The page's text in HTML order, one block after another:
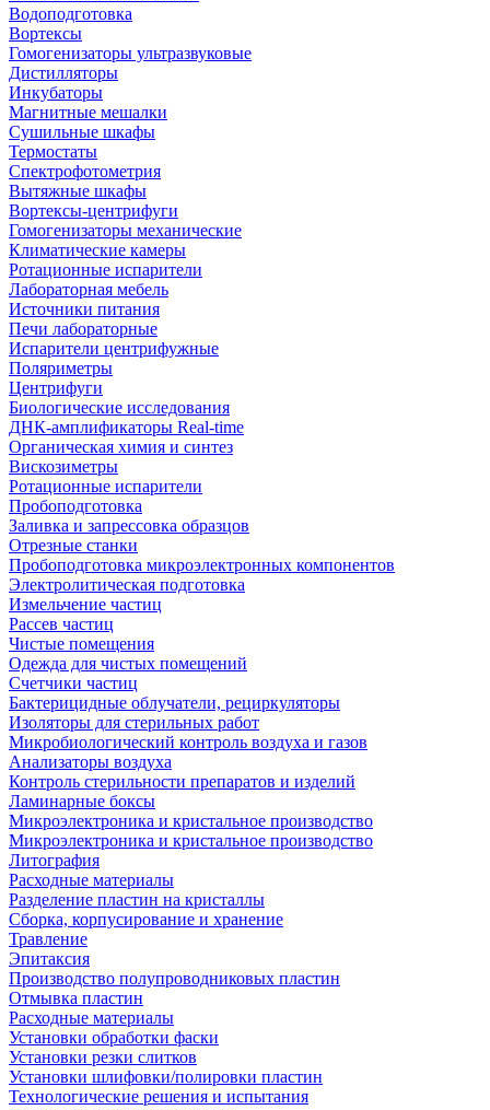
Водоподготовка
Вортексы
Гомогенизаторы ультразвуковые
Дистилляторы
Инкубаторы
Магнитные мешалки
Сушильные шкафы
Термостаты
Спектрофотометрия
Вытяжные шкафы
Вортексы-центрифуги
Гомогенизаторы механические
Климатические камеры
Ротационные испарители
Лабораторная мебель
Источники питания
Печи лабораторные
Испарители центрифужные
Поляриметры
Центрифуги
Биологические исследования
ДНК-амплификаторы Real-time
Органическая химия и синтез
Вискозиметры
Ротационные испарители
Пробоподготовка
Заливка и запрессовка образцов
Отрезные станки
Пробоподготовка микроэлектронных компонентов
Электролитическая подготовка
Измельчение частиц
Рассев частиц
Чистые помещения
Одежда для чистых помещений
Счетчики частиц
Бактерицидные облучатели, рециркуляторы
Изоляторы для стерильных работ
Микробиологический контроль воздуха и газов
Анализаторы воздуха
Контроль стерильности препаратов и изделий
Ламинарные боксы
Микроэлектроника и кристальное производство
Микроэлектроника и кристальное производство
Литография
Расходные материалы
Разделение пластин на кристаллы
Сборка, корпусирование и хранение
Травление
Эпитаксия
Производство полупроводниковых пластин
Отмывка пластин
Расходные материалы
Установки обработки фаски
Установки резки слитков
Установки шлифовки/полировки пластин
Технологические решения и испытания